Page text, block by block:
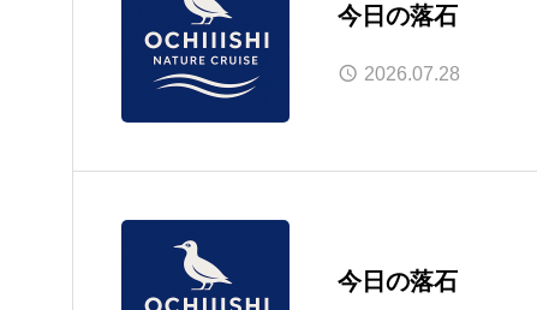
今日の落石
2026.07.28
今日の落石